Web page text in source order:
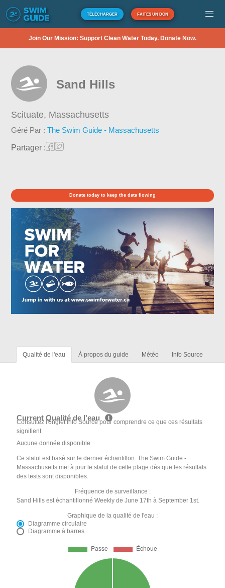
TÉLÉCHARGER FAITES UN DON
Join Our Mission: Support Clean Water Today. Donate Now.
Sand Hills
Scituate, Massachusetts
Géré Par :The Swim Guide - Massachusetts
Partager :
Donate today to keep the data flowing
Qualité de l'eau À propos du guide Météo Info Source
Current Qualité de l'eau
Consultez l'onglet Info Source pour comprendre ce que ces résultats
signifient
Aucune donnée disponible
Ce statut est basé sur le dernier échantillon. The Swim Guide -
Massachusetts met à jour le statut de cette plage dès que les résultats
des tests sont disponibles.
Fréquence de surveillance :
Sand Hills est échantillonné Weekly de June 17th à September 1st.
Graphique de la qualité de l'eau :
Diagramme circulaire
Diagramme à barres